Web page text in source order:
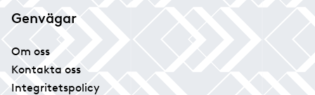
Genvägar
Om oss
Kontakta oss
Integritetspolicy